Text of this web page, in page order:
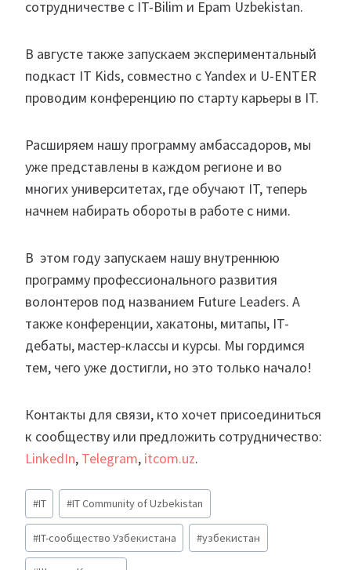
сотрудничестве с IT-Bilim и Epam Uzbekistan.
В августе также запускаем экспериментальный
подкаст IT Kids, совместно с Yandex и U-ENTER
проводим конференцию по старту карьеры в IT.
Расширяем нашу программу амбассадоров, мы
уже представлены в каждом регионе и во
многих университетах, где обучают IT, теперь
начнем набирать обороты в работе с ними.
В этом году запускаем нашу внутреннюю
программу профессионального развития
волонтеров под названием Future Leaders. А
также конференции, хакатоны, митапы, IT-
дебаты, мастер-классы и курсы. Мы гордимся
тем, чего уже достигли, но это только начало!
Контакты для связи, кто хочет присоединиться
к сообществу или предложить сотрудничество:
LinkedIn, Telegram, itcom.uz.
Метки
записи:
#IT #IT Community of Uzbekistan
#IT-сообщество Узбекистана #узбекистан